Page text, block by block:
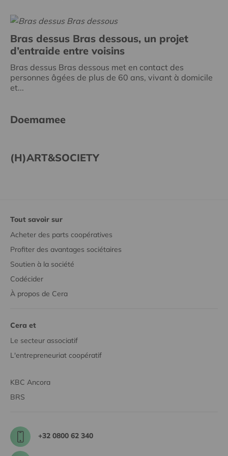
Bras dessus Bras dessous, un projet
d’entraide entre voisins
Bras dessus Bras dessous met en contact des
personnes âgées de plus de 60 ans, vivant à domicile
et...
Doemamee
(H)ART&SOCIETY
Tout savoir sur
Acheter des parts coopératives
Profiter des avantages sociétaires
Soutien à la société
Codécider
À propos de Cera
Cera et
Le secteur associatif
L'entrepreneuriat coopératif
KBC Ancora
BRS
+32 0800 62 340